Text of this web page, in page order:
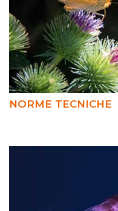
NORME TECNICHE